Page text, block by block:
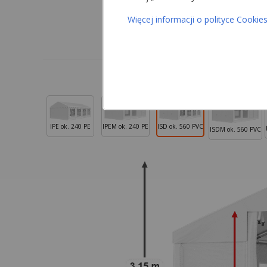
IPE ok. 240 PE IPEM ok. 240 PE ISD ok. 560 PVC ISDM ok. 560 PVC
Więcej informacji o polityce Cookies